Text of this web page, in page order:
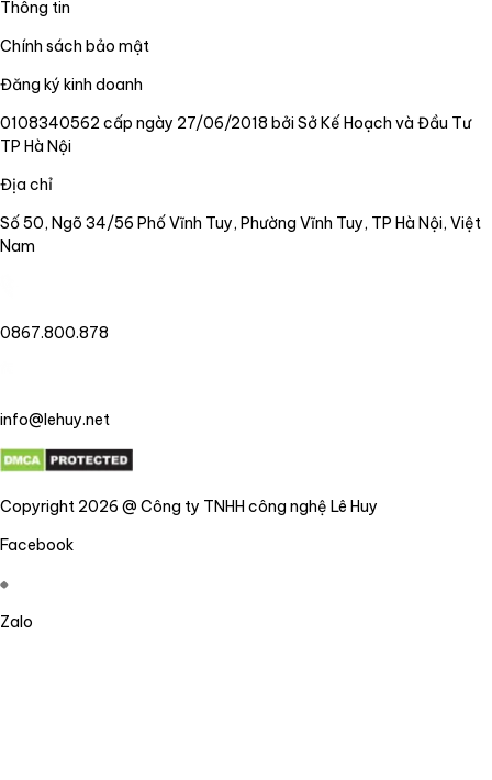
Thông tin
Chính sách bảo mật
Đăng ký kinh doanh
0108340562 cấp ngày 27/06/2018 bởi Sở Kế Hoạch và Đầu Tư
TP Hà Nội
Địa chỉ
Số 50, Ngõ 34/56 Phố Vĩnh Tuy, Phường Vĩnh Tuy, TP Hà Nội, Việt
Nam
0867.800.878
info@lehuy.net
Copyright 2026 @ Công ty TNHH công nghệ Lê Huy
Facebook
Zalo